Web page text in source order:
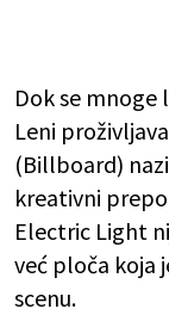
Dok se mnoge
Leni
(Billboard)
kreativni
Electric Light
već ploča koja
scenu.